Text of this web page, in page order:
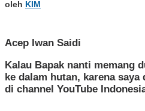
oleh KIM
Acep Iwan Saidi
Kalau Bapak nanti memang
ke dalam hutan, karena
di channel YouTube